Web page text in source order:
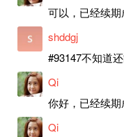
可以，已经续期
shddgj
#93147不知道
Qi
你好，已经续期
Qi